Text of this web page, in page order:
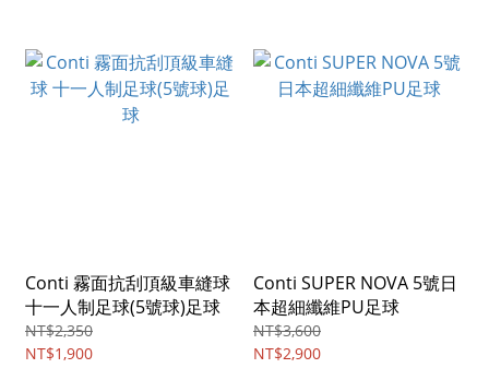
Conti 霧面抗刮頂級車縫球
十一人制足球(5號球)足球
NT$2,350
NT$1,900
Conti SUPER NOVA 5號日
本超細纖維PU足球
NT$3,600
NT$2,900